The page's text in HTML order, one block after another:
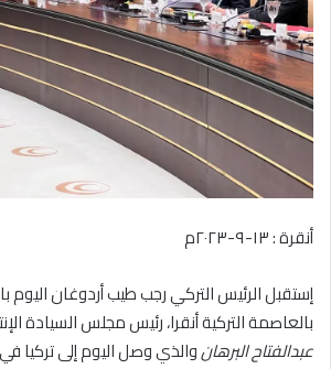
أنقرة : ١٣-٩-٢٠٢٣م
إستقبل الرئيس التركي رجب طيب أردوغان اليوم
بالعاصمة التركية أنقرا، رئيس مجلس السيادة
عبدالفتاح البرهانوالذي وصل اليوم إلى تركيا